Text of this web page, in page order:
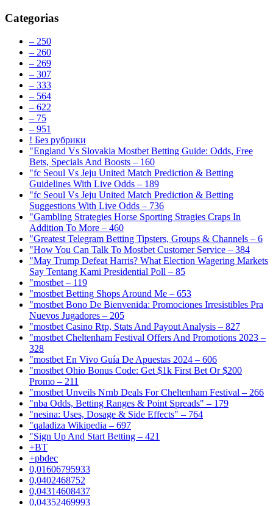
Categorias
– 250
– 260
– 269
– 307
– 333
– 564
– 622
– 75
– 951
! Без рубрики
"England Vs Slovakia Mostbet Betting Guide: Odds, Free
Bets, Specials And Boosts – 160
"fc Seoul Vs Jeju United Match Prediction & Betting
Guidelines With Live Odds – 189
"fc Seoul Vs Jeju United Match Prediction & Betting
Suggestions With Live Odds – 736
"Gambling Strategies Horse Sporting Stragies Craps In
Addition To More – 460
"Greatest Telegram Betting Tipsters, Groups & Channels – 6
"How You Can Talk To Mostbet Customer Service – 384
"May Trump Defeat Harris? What Election Wagering Markets
Say Tentang Kami Presidential Poll – 85
"mostbet – 119
"mostbet Betting Shops Around Me – 653
"mostbet Bono De Bienvenida: Promociones Irresistibles Pra
Nuevos Jugadores – 205
"mostbet Casino Rtp, Stats And Payout Analysis – 827
"mostbet Cheltenham Festival Offers And Promotions 2023 –
328
"mostbet En Vivo Guía De Apuestas 2024 – 606
"mostbet Ohio Bonus Code: Get $1k First Bet Or $200
Promo – 211
"mostbet Unveils Nrnb Deals For Cheltenham Festival – 266
"nba Odds, Betting Ranges & Point Spreads" – 179
"nesina: Uses, Dosage & Side Effects" – 764
"qaladiza Wikipedia – 697
"Sign Up And Start Betting – 421
+BT
+pbdec
0,01606795933
0,0402468752
0,04314608437
0,04352469993